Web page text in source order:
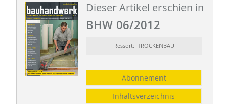
Dieser Artikel erschien in
BHW 06/2012
Ressort: TROCKENBAU
Abonnement
Inhaltsverzeichnis